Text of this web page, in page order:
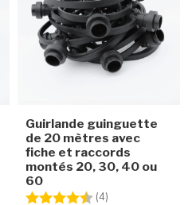
Guirlande guinguette
de 20 mètres avec
fiche et raccords
montés 20, 30, 40 ou
60
Note:
(4)